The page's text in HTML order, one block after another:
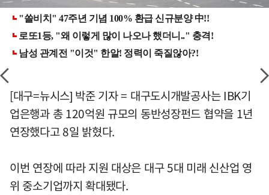
[대구=뉴시스] 박준 기자 = 대구도시개발공사는 IBK기
업은행과 총 120억원 규모의 동반성장펀드 협약을 1년
연장했다고 8일 밝혔다.
이번 연장에 따라 지원 대상은 대구 5대 미래 신산업 영
위 중소기업까지 확대됐다.